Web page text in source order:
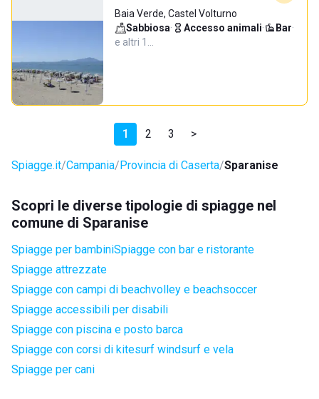
Baia Verde, Castel Volturno
Sabbiosa· Accesso animali· Bar·
e altri 1…
1 2 3 >
Spiagge.it Campania Provincia di Caserta Sparanise
Scopri le diverse tipologie di spiagge nel
comune di Sparanise
Spiagge per bambiniSpiagge con bar e ristorante
Spiagge attrezzate
Spiagge con campi di beachvolley e beachsoccer
Spiagge accessibili per disabili
Spiagge con piscina e posto barca
Spiagge con corsi di kitesurf windsurf e vela
Spiagge per cani